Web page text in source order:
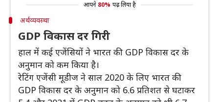
आपने 80% पढ़ लिया है
अर्थव्यवस्था
GDP विकास दर गिरी
हाल में कई एजेंसियों ने भारत की GDP विकास दर के
अनुमान को कम किया है।
रेटिंग एजेंसी मूडीज ने साल 2020 के लिए भारत की
GDP विकास दर के अनुमान को 6.6 प्रतिशत से घटाकर